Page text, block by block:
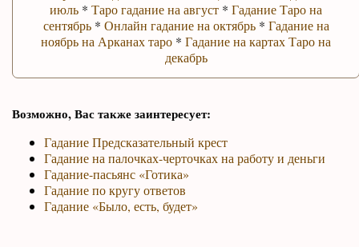
июль *Таро гадание на август *Гадание Таро на
сентябрь* Онлайн гадание на октябрь* Гадание на
ноябрь на Арканах таро *Гадание на картах Таро на
декабрь
Возможно, Вас также заинтересует:
Гадание Предсказательный крест
Гадание на палочках-черточках на работу и деньги
Гадание-пасьянс «Готика»
Гадание по кругу ответов
Гадание «Было, есть, будет»